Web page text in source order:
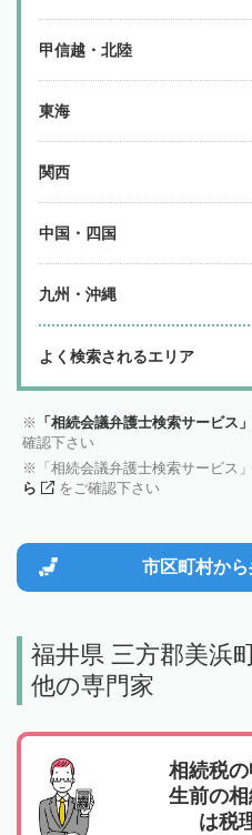
甲信越・北陸
東海
関西
中国・四国
九州・沖縄
よく検索されるエリア
「相続会議弁護士検索サービス
確認下さい
「相続会議弁護士検索サービス
ら
をご確認下さい
市区町村から
福井県 三方郡美浜
他の専門家
相続税の
生前の
は税